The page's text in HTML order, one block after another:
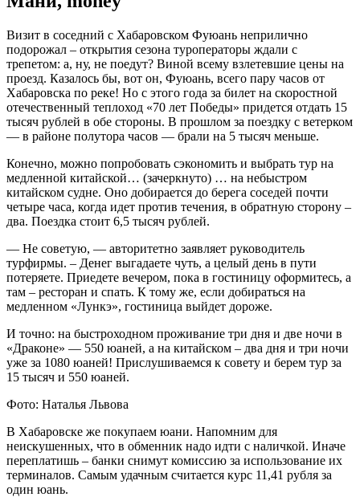
Визит в соседний с Хабаровском Фуюань неприлично
подорожал – открытия сезона туроператоры ждали с
трепетом: а, ну, не поедут? Виной всему взлетевшие цены на
проезд. Казалось бы, вот он, Фуюань, всего пару часов от
Хабаровска по реке! Но с этого года за билет на скоростной
отечественный теплоход «70 лет Победы» придется отдать 15
тысяч рублей в обе стороны. В прошлом за поездку с ветерком
— в районе полутора часов — брали на 5 тысяч меньше.
Конечно, можно попробовать сэкономить и выбрать тур на
медленной китайской… (зачеркнуто) … на небыстром
китайском судне. Оно добирается до берега соседей почти
четыре часа, когда идет против течения, в обратную сторону –
два. Поездка стоит 6,5 тысяч рублей.
— Не советую, — авторитетно заявляет руководитель
турфирмы. – Денег выгадаете чуть, а целый день в пути
потеряете. Приедете вечером, пока в гостиницу оформитесь, а
там – ресторан и спать. К тому же, если добираться на
медленном «Лункэ», гостиница выйдет дороже.
И точно: на быстроходном проживание три дня и две ночи в
«Драконе» — 550 юаней, а на китайском – два дня и три ночи
уже за 1080 юаней! Прислушиваемся к совету и берем тур за
15 тысяч и 550 юаней.
Фото: Наталья Львова
В Хабаровске же покупаем юани. Напомним для
неискушенных, что в обменник надо идти с наличкой. Иначе
переплатишь – банки снимут комиссию за использование их
терминалов. Самым удачным считается курс 11,41 рубля за
один юань.